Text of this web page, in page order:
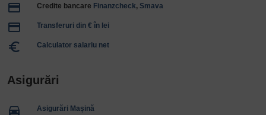
payment Credite bancare Finanzcheck, Smava
payment Transferuri din € în lei
euro_symbol Calculator salariu net
Asigurări
directions_car Asigurări Mașină